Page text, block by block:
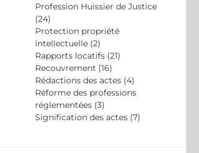
Profession Huissier de Justice
(24)
Protection propriété
intellectuelle (2)
Rapports locatifs (21)
Recouvrement (16)
Rédactions des actes (4)
Réforme des professions
réglementées (3)
Signification des actes (7)